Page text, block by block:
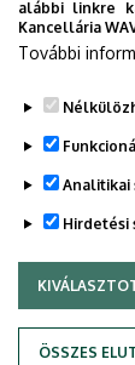
alábbi linkre
Kancellária
További
Analitikai
Hirdetési
ÖSSZES
WITHDRAW